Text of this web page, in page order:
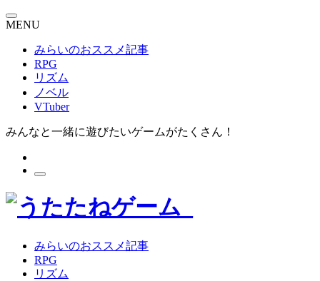
MENU
みらいのおススメ記事
RPG
リズム
ノベル
VTuber
みんなと一緒に遊びたいゲームがたくさん！
みらいのおススメ記事
RPG
リズム